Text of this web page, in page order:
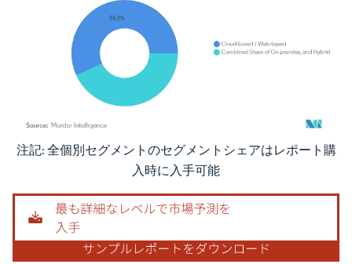
画像 © Mordor Intelligence。再利用にはCC BY 4.0の表示が必要です。
注記: 全個別セグメントのセグメントシェアはレポート購
入時に入手可能